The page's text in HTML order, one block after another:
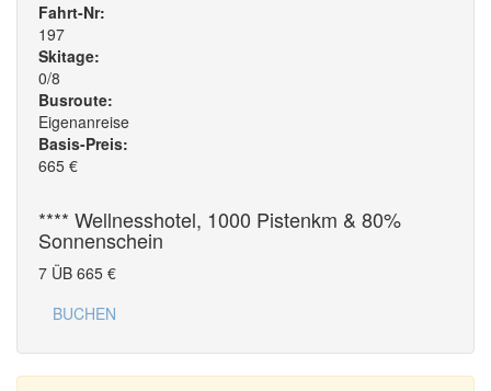
Fahrt-Nr:
197
Skitage:
0/8
Busroute:
Eigenanreise
Basis-Preis:
665 €
**** Wellnesshotel, 1000 Pistenkm & 80%
Sonnenschein
7 ÜB 665 €
BUCHEN